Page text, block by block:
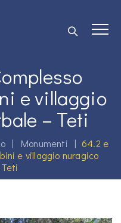
e villaggio
– Teti
| Monumenti | 64.2 e
e villaggio nuragico
Teti